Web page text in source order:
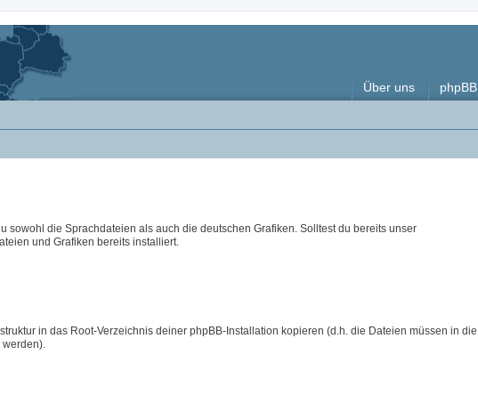
Über uns phpBB
sowohl die Sprachdateien als auch die deutschen Grafiken. Solltest du bereits unser
und Grafiken bereits installiert.
in das Root-Verzeichnis deiner phpBB-Installation kopieren (d.h. die Dateien müssen in die
werden).